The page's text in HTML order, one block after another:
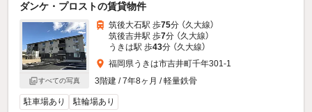
ダンケ・プロストの賃貸物件
すべての写真
筑後大石駅 歩75分 （久大線）
筑後吉井駅 歩7分 （久大線）
うきは駅 歩43分 （久大線）
福岡県うきは市吉井町千年301-1
3階建 / 7年8ヶ月 / 軽量鉄骨
駐車場あり 駐輪場あり